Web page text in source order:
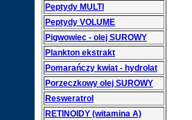
Peptydy MULTI
Peptydy VOLUME
Pigwowiec - olej SUROWY
Plankton ekstrakt
Pomarańczy kwiat - hydrolat
Porzeczkowy olej SUROWY
Resweratrol
RETINOIDY (witamina A)